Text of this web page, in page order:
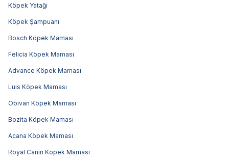
Köpek Yatağı
Köpek Şampuanı
Bosch Köpek Maması
Felicia Köpek Maması
Advance Köpek Maması
Luis Köpek Maması
Obivan Köpek Maması
Bozita Köpek Maması
Acana Köpek Maması
Royal Canin Köpek Maması